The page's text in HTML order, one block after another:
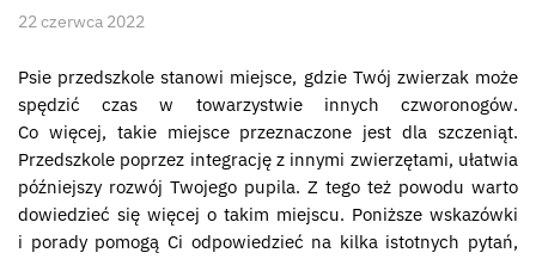
22 czerwca 2022
Psie przedszkole stanowi miejsce, gdzie Twój zwierzak może
spędzić czas w towarzystwie innych czworonogów.
Co więcej, takie miejsce przeznaczone jest dla szczeniąt.
Przedszkole poprzez integrację z innymi zwierzętami, ułatwia
późniejszy rozwój Twojego pupila. Z tego też powodu warto
dowiedzieć się więcej o takim miejscu. Poniższe wskazówki
i porady pomogą Ci odpowiedzieć na kilka istotnych pytań,